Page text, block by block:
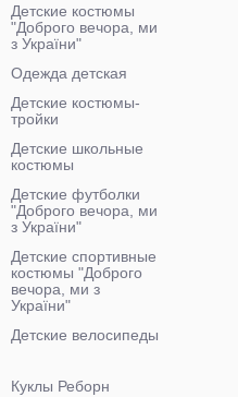
Детские костюмы
"Доброго вечора, ми
з України"
Одежда детская
Детские костюмы-
тройки
Детские школьные
костюмы
Детские футболки
"Доброго вечора, ми
з України"
Детские спортивные
костюмы "Доброго
вечора, ми з
України"
Детские велосипеды
Куклы Реборн